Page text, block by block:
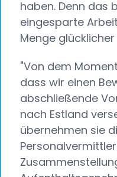
haben. Denn das
eingesparte
Menge
"Von dem
dass wir einen
abschließende
nach Estland
übernehmen sie